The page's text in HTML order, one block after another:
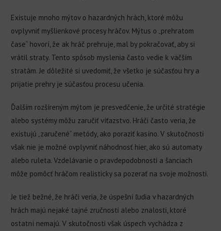
Existuje mnoho mýtov o hazardných hrách, ktoré môžu
ovplyvniť myšlienkové procesy hráčov. Mýtus o „prehratom
čase“ hovorí, že ak hráč prehruje, mal by pokračovať, aby si
vrátil straty. Tento spôsob myslenia často vedie k väčším
stratám. Je dôležité si uvedomiť, že všetko je súčasťou hry a
prijatie prehry je súčasťou procesu učenia.
Ďalším rozšíreným mýtom je presvedčenie, že určité stratégie
alebo systémy môžu zaručiť víťazstvo. Hráči často veria, že
existujú „zaručené“ metódy, ako poraziť kasíno. V skutočnosti
však nie je možné ovplyvniť náhodnosť hier, ako sú automaty
alebo ruleta. Vzdelávanie o pravdepodobnosti a šanciach
môže pomôcť hráčom realisticky sa pozerať na svoje možnosti.
Je tiež bežné, že hráči veria, že úspešní ľudia v hazardných
hrách majú nejaké tajné zručnosti alebo znalosti, ktoré
ostatní nemajú. V skutočnosti však úspech vychádza z